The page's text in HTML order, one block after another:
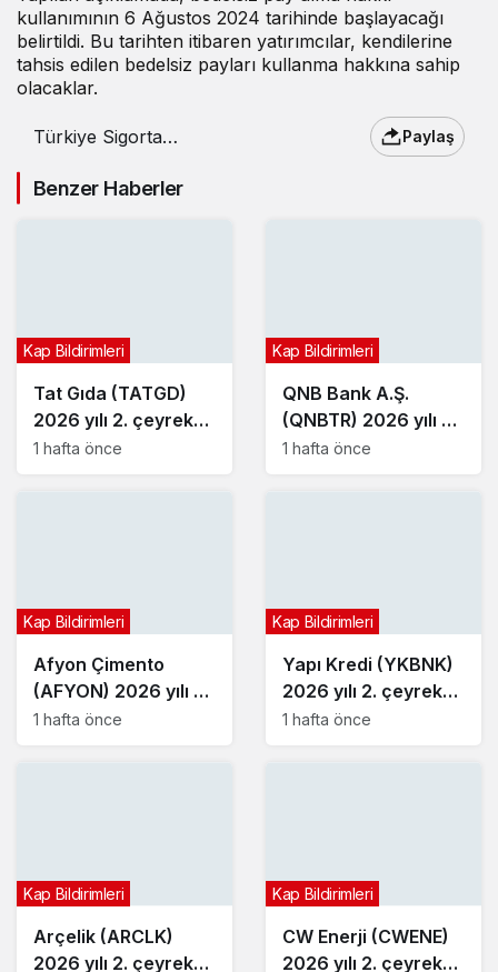
kullanımının 6 Ağustos 2024 tarihinde başlayacağı
belirtildi. Bu tarihten itibaren yatırımcılar, kendilerine
tahsis edilen bedelsiz payları kullanma hakkına sahip
olacaklar.
Türkiye Sigorta
sermaye artırımı tarihini
açıkladı
Paylaş
Benzer Haberler
Tat Gıda (TATGD)
2026 yılı 2. çeyrek
bilançosunu açıkladı
Kap Bildirimleri
1 hafta önce
QNB Bank A.Ş.
(QNBTR) 2026 yılı 2.
çeyrek bilançosunu
Kap Bildirimleri
1 hafta önce
Afyon Çimento
(AFYON) 2026 yılı 2.
çeyrek bilançosunu
Kap Bildirimleri
1 hafta önce
Yapı Kredi (YKBNK)
2026 yılı 2. çeyrek
bilançosunu açıkladı
Kap Bildirimleri
1 hafta önce
Arçelik (ARCLK)
2026 yılı 2. çeyrek
Kap Bildirimleri
CW Enerji (CWENE)
2026 yılı 2. çeyrek
Kap Bildirimleri